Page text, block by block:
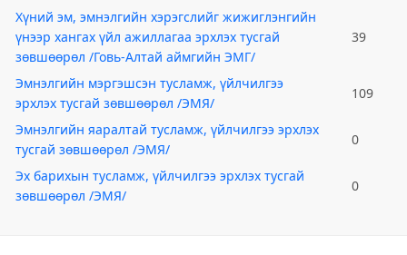
Хүний эм, эмнэлгийн хэрэгслийг жижиглэнгийн
үнээр хангах үйл ажиллагаа эрхлэх тусгай
зөвшөөрөл /Говь-Алтай аймгийн ЭМГ/
39
Эмнэлгийн мэргэшсэн тусламж, үйлчилгээ
эрхлэх тусгай зөвшөөрөл /ЭМЯ/
109
Эмнэлгийн яаралтай тусламж, үйлчилгээ эрхлэх
тусгай зөвшөөрөл /ЭМЯ/
0
Эх барихын тусламж, үйлчилгээ эрхлэх тусгай
зөвшөөрөл /ЭМЯ/
0